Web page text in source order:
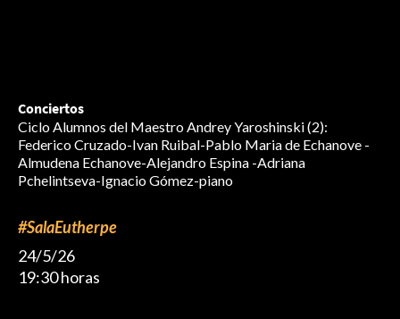
Conciertos
Ciclo Alumnos del Maestro Andrey Yaroshinski (2):
Federico Cruzado-Ivan Ruibal-Pablo Maria de Echanove -
Almudena Echanove-Alejandro Espina -Adriana
Pchelintseva-Ignacio Gómez-piano
#SalaEutherpe
24/5/26
19:30 horas